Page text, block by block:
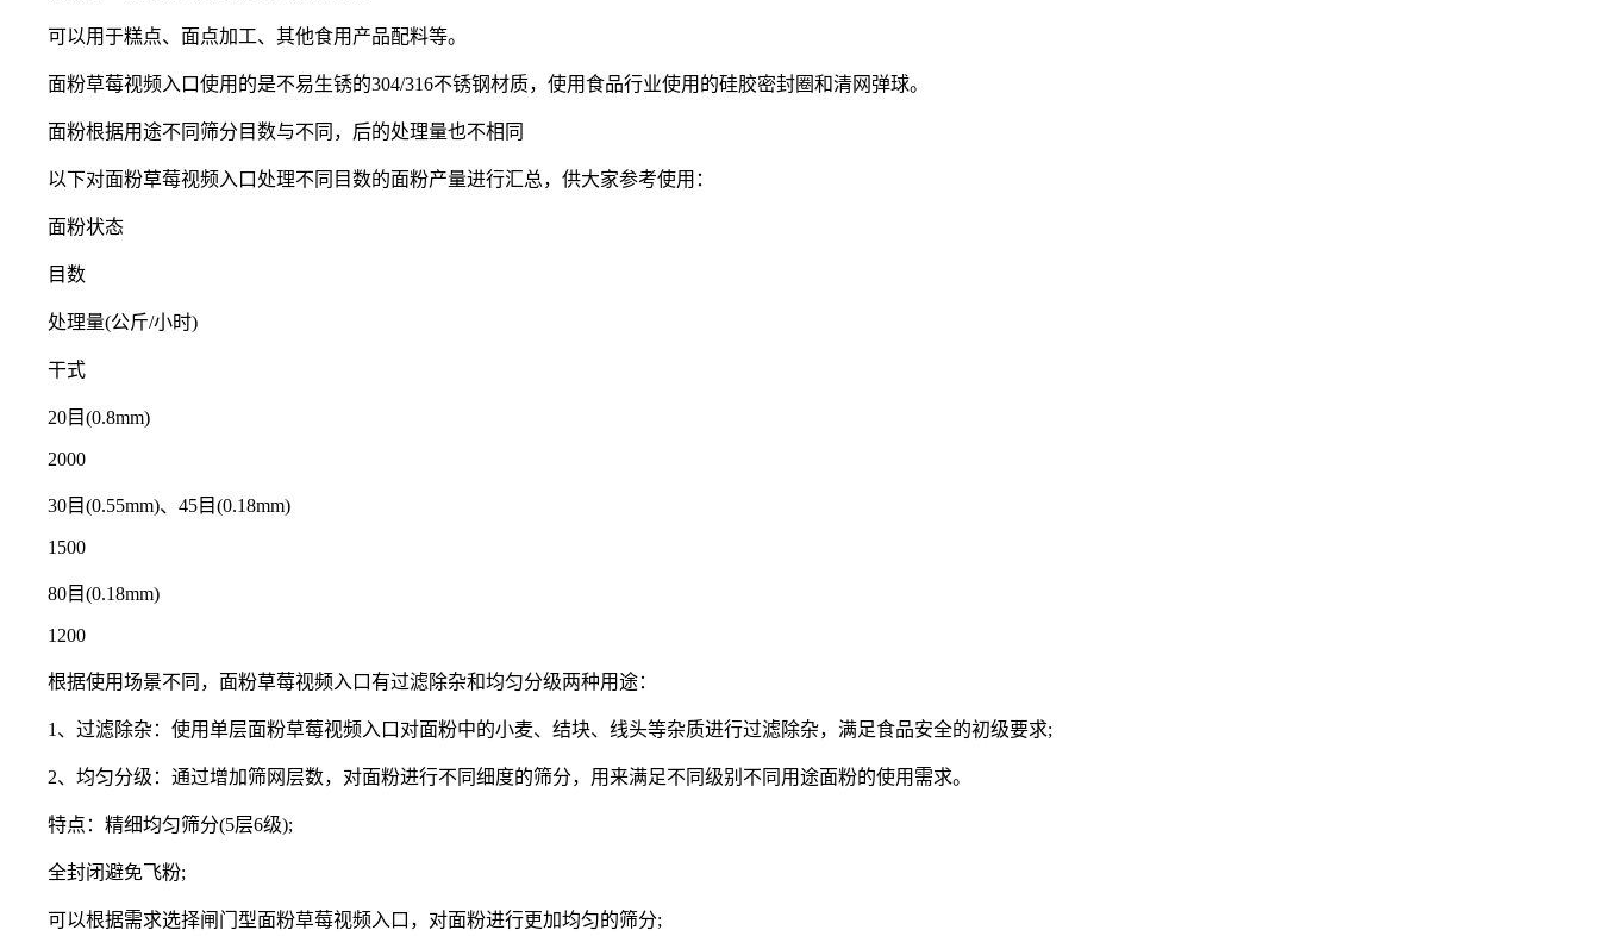
可以用于糕点、面点加工、其他食用产品配料等。
面粉草莓视频入口使用的是不易生锈的304/316不锈钢材质，使用食品行业使用的硅胶密封圈和清网弹球。
面粉根据用途不同筛分目数与不同，后的处理量也不相同
以下对面粉草莓视频入口处理不同目数的面粉产量进行汇总，供大家参考使用：
面粉状态
目数
处理量(公斤/小时)
干式
20目(0.8mm)
2000
30目(0.55mm)、45目(0.18mm)
1500
80目(0.18mm)
1200
根据使用场景不同，面粉草莓视频入口有过滤除杂和均匀分级两种用途：
1、过滤除杂：使用单层面粉草莓视频入口对面粉中的小麦、结块、线头等杂质进行过滤除杂，满足食品安全的初级要求;
2、均匀分级：通过增加筛网层数，对面粉进行不同细度的筛分，用来满足不同级别不同用途面粉的使用需求。
特点：精细均匀筛分(5层6级);
全封闭避免飞粉;
可以根据需求选择闸门型面粉草莓视频入口，对面粉进行更加均匀的筛分;